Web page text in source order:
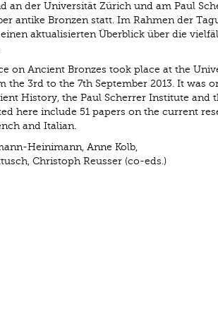
an der Universität Zürich und am Paul
antike Bronzen statt. Im Rahmen der
aktualisierten Überblick über die
on Ancient Bronzes took place at the
3rd to the 7th September 2013. It was
History, the Paul Scherrer Institute and
here include 51 papers on the current
and Italian.
Heinimann, Anne Kolb,
Christoph Reusser (co-eds.)